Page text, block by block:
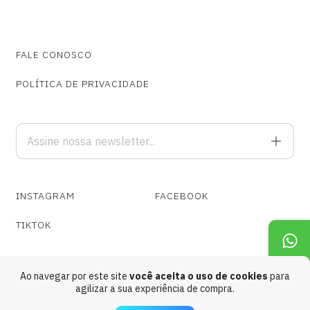
Ao navegar por este site você aceita o uso de cookies para
agilizar a sua experiência de compra.
FALE CONOSCO
POLÍTICA DE PRIVACIDADE
INSTAGRAM FACEBOOK
TIKTOK
Copyright Cospe Fogo Gravações @ 1989 - 2026. Todos os direitos